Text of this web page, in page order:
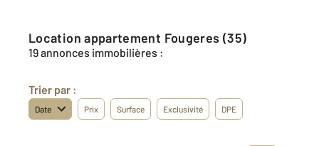
Location appartement Fougeres (35)
19 annonces immobilières :
Trier par :
Date Prix Surface Exclusivité DPE